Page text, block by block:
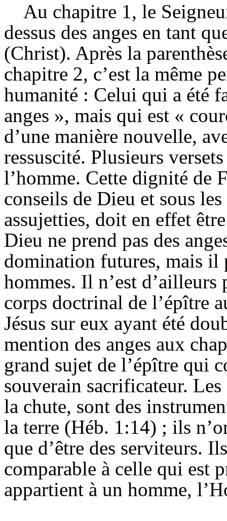
Au chapitre 1, le
dessus des anges en tant
(Christ). Après la
chapitre 2, c’est la même
humanité : Celui qui a été
anges », mais qui est «
d’une manière nouvelle,
ressuscité. Plusieurs
l’homme. Cette dignité de
conseils de Dieu et sous
assujetties, doit en effet
Dieu ne prend pas des
domination futures, mais il
hommes. Il n’est d’ailleurs
corps doctrinal de l’épître
Jésus sur eux ayant été
mention des anges aux
grand sujet de l’épître qui
souverain sacrificateur.
la chute, sont des
la terre (Héb. 1:14) ; ils
que d’être des serviteurs.
comparable à celle qui est
appartient à un homme,